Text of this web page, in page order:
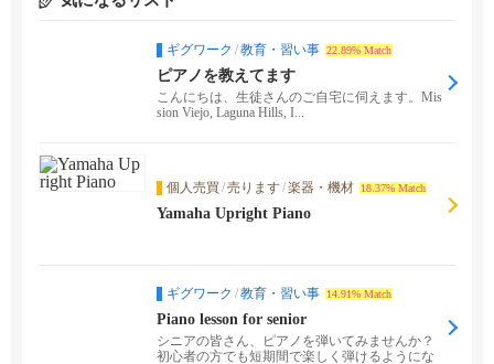
ギグワーク /教育・習い事 22.89% Match
ピアノを教えてます
こんにちは、生徒さんのご自宅に伺えます。Mis
sion Viejo, Laguna Hills, I...
個人売買 /売ります/楽器・機材 18.37% Match
Yamaha Upright Piano
ギグワーク /教育・習い事 14.91% Match
Piano lesson for senior
シニアの皆さん、ピアノを弾いてみませんか？
初心者の方でも短期間で楽しく弾けるようにな